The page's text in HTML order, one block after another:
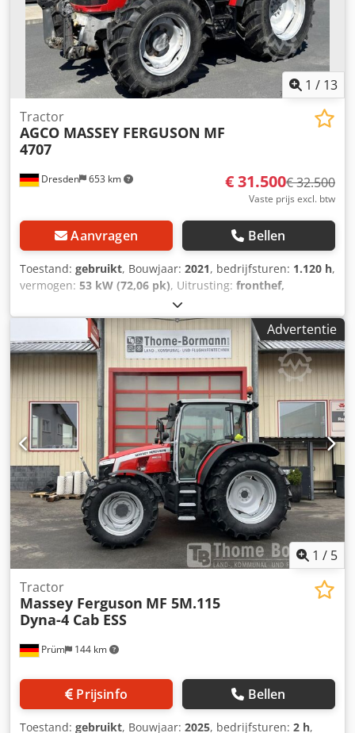
motorbesturing met Vistronic-ventilatorregeling Crodpfx
Alew E N Tdo Rsf * Motortoerentalgeheugen * Powercore
motorluchtfilter met voorfilter voor grove verontreiniging *
EasyCare koelerpakket * Extra brandstofforfilter met
waterafscheider * 500 liter brandstoftank
1 / 13
Dresden 653 km
Tractor
AGCO MASSEY FERGUSON MF
4707
€ 31.500€ 32.500
Vaste prijs excl. btw
Aanvragen Bellen
Toestand: gebruikt, Bouwjaar: 2021, bedrijfsturen: 1.120 h,
vermogen: 53 kW (72,06 pk), Uitrusting: fronthef,
, * Duitse machine uit eerste hand,
zeer goede staat * TABMC040VK5115005 * Onderhouden
volgens serviceboekje * Straatlegaal, 40 km/u * 4x4
vierwielaandrijving * Bouwjaar 2021 * Bedrijfsgewicht
6.200 kg Crjdpfx Aljy Ubgue Ref * Bandenmaat 340/85 R24
voor, 420/85 R34 achter, ca. 80% * * Ik stuur u graag een
video via WhatsApp * WhatsApp: * Contact Pools, ?????
?????: * Verkoop alleen aan handelaren, zonder garantie,
alle gegevens onder voorbehoud, tussentijdse verkoop
voorbehouden
Advertentie
1 / 5
Prüm 144 km
Tractor
Massey Ferguson MF 5M.115
Dyna-4 Cab ESS
Prijsinfo Bellen
Toestand: gebruikt, Bouwjaar: 2025, bedrijfsturen: 2 h,